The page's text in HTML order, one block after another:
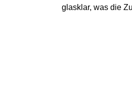
glasklar, was die